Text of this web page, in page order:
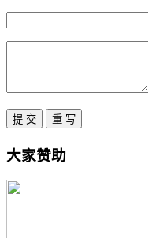
大家赞助